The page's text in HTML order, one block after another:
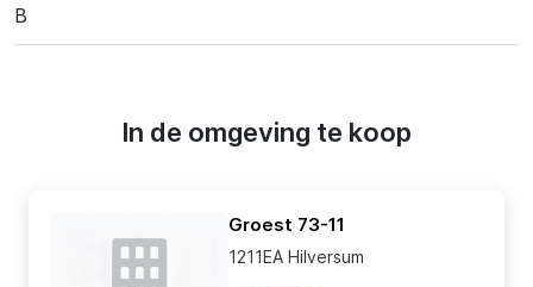
B
In de omgeving te koop
Groest 73-11
1211EA Hilversum